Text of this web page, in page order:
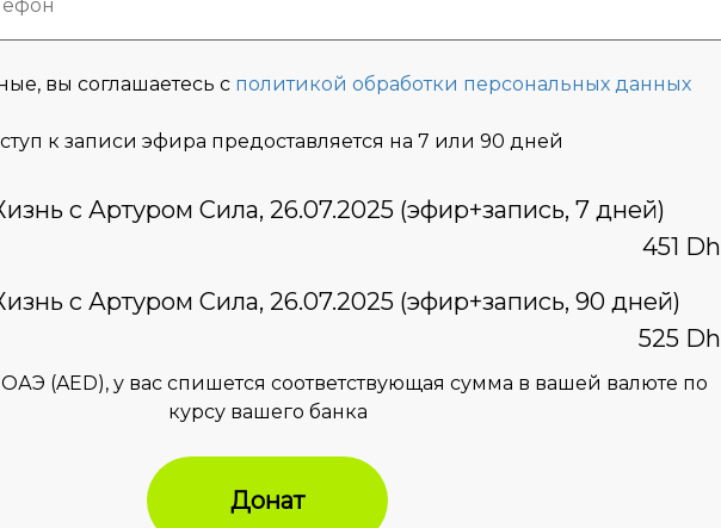
вы соглашаетесь с политикой обработки персональных данных
к записи эфира предоставляется на 7 или 90 дней
с Артуром Сила, 26.07.2025 (эфир+запись, 7 дней)
451 Dh
с Артуром Сила, 26.07.2025 (эфир+запись, 90 дней)
525 Dh
(AED), у вас спишется соответствующая сумма в вашей валюте по
курсу вашего банка
Донат